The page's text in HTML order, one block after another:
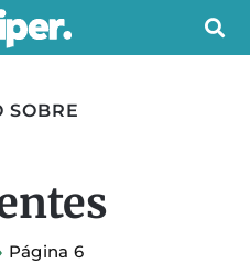
SOBRE
Página 6